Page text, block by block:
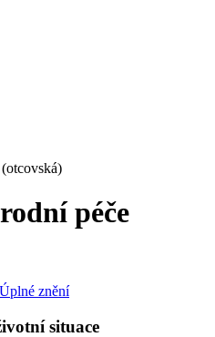
péče
Úplné znění
situace